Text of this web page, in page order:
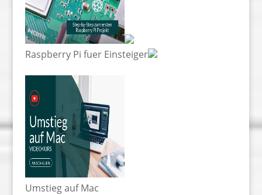
Raspberry Pi fuer Einsteiger
Umstieg auf Mac